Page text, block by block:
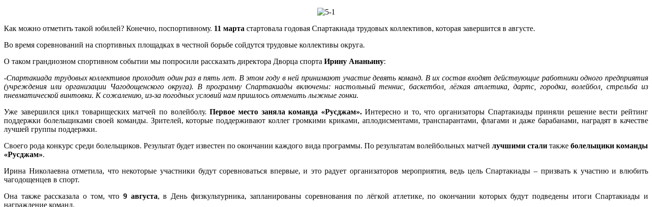
Как можно отметить такой юбилей? Конечно, поспортивному. 11 марта стартовала годовая Спартакиада трудовых коллективов, которая завершится в августе.
Во время соревнований на спортивных площадках в честной борьбе сойдутся трудовые коллективы округа.
О таком грандиозном спортивном событии мы попросили рассказать директора Дворца спорта Ирину Ананьину:
-Спартакиада трудовых коллективов проходит один раз в пять лет. В этом году в ней принимают участие девять команд. В их состав входят действующие работники одного предприятия
(учреждения или организации Чагодощенского округа). В программу Спартакиады включены: настольный теннис, баскетбол, лёгкая атлетика, дартс, городки, волейбол, стрельба из
пневматической винтовки. К сожалению, из-за погодных условий нам пришлось отменить лыжные гонки.
Уже завершился цикл товарищеских матчей по волейболу.Первое место заняла команда «Русджам».Интересно и то, что организаторы Спартакиады приняли решение вести рейтинг
поддержки болельщиками своей команды. Зрителей, которые поддерживают коллег громкими криками, аплодисментами, транспарантами, флагами и даже барабанами, наградят в качестве
лучшей группы поддержки.
Своего рода конкурс среди болельщиков. Результат будет известен по окончании каждого вида программы. По результатам волейбольных матчей лучшими сталитакже болельщики команды
«Русджам».
Ирина Николаевна отметила, что некоторые участники будут соревноваться впервые, и это радует организаторов мероприятия, ведь цель Спартакиады – призвать к участию и влюбить
чагодощенцев в спорт.
Она также рассказала о том, что 9 августа, в День физкультурника, запланированы соревнования по лёгкой атлетике, по окончании которых будут подведены итоги Спартакиады и
награждение команд.